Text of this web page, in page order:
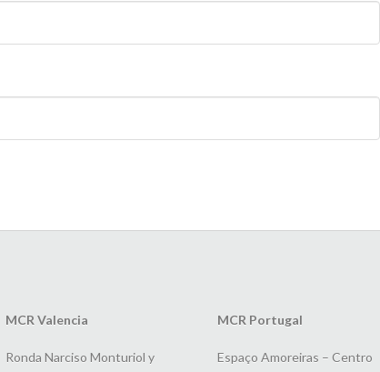
MCR Valencia
Ronda Narciso Monturiol y
MCR Portugal
Espaço Amoreiras – Centro